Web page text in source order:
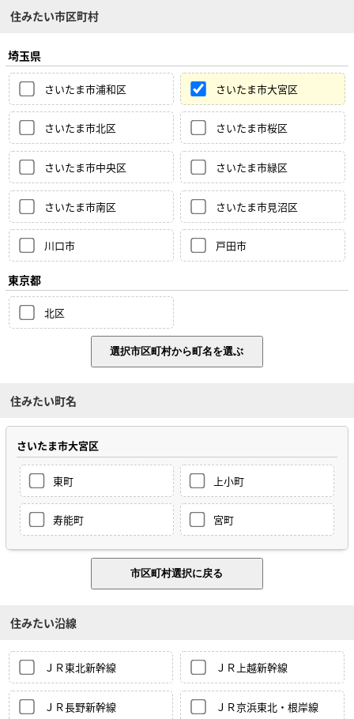
住みたい市区町村
埼玉県
さいたま市浦和区 さいたま市大宮区
さいたま市北区 さいたま市桜区
さいたま市中央区 さいたま市緑区
さいたま市南区 さいたま市見沼区
川口市 戸田市
東京都
北区
住みたい町名
さいたま市大宮区
東町 上小町
寿能町 宮町
住みたい沿線
ＪＲ東北新幹線 ＪＲ上越新幹線
ＪＲ長野新幹線 ＪＲ京浜東北・根岸線